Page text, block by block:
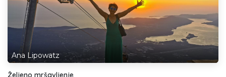
Ana Lipowatz
Željeno mršavljenje